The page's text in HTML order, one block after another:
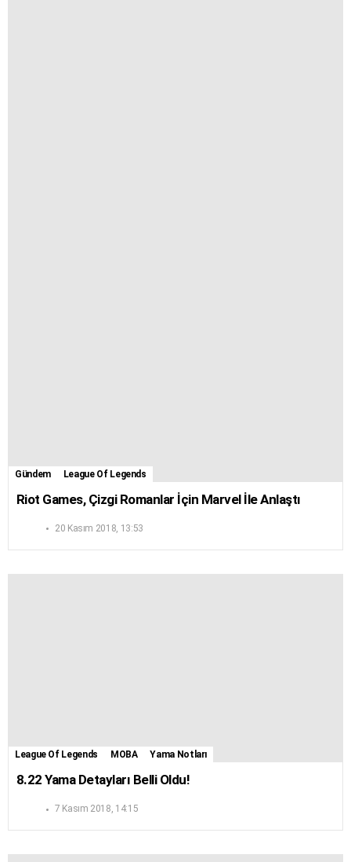
Gündem League Of Legends
Riot Games, Çizgi Romanlar İçin Marvel İle Anlaştı
20 Kasım 2018, 13:53
League Of Legends MOBA Yama Notları
8.22 Yama Detayları Belli Oldu!
7 Kasım 2018, 14:15